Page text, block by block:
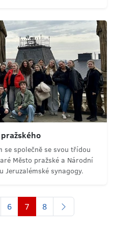
se společně se svou třídou
Město pražské a Národní
synagogy.
6 7 8